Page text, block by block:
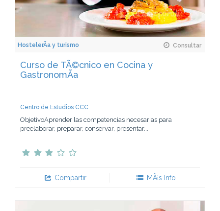
HostelerÃ­a y turismo Consultar
Curso de TÃ©cnico en Cocina y
GastronomÃ­a
Centro de Estudios CCC
ObjetivoAprender las competencias necesarias para
preelaborar, preparar, conservar, presentar...
Compartir MÃ¡s Info